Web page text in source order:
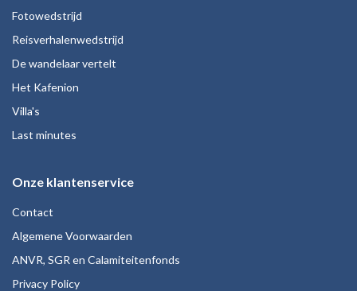
Fotowedstrijd
Reisverhalenwedstrijd
De wandelaar vertelt
Het Kafenion
Villa's
Last minutes
Onze klantenservice
Contact
Algemene Voorwaarden
ANVR, SGR en Calamiteitenfonds
Privacy Policy